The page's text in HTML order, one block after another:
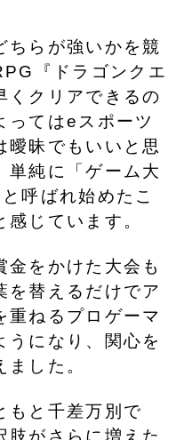
ちらが強いかを競
『ドラゴンクエ
くクリアできるの
ってはeスポーツ
曖昧でもいいと思
単純に「ゲーム大
呼ばれ始めたこ
じています。
金をかけた大会も
を替えるだけでア
重ねるプロゲーマ
うになり、関心を
した。
もと千差万別で
肢がさらに増えた